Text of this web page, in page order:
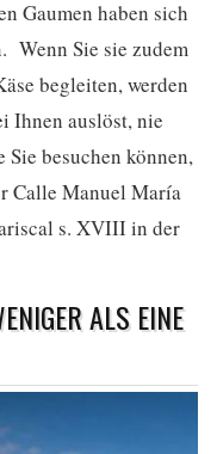
Gaumen haben sich
Wenn Sie sie zudem
begleiten, werden
Ihnen auslöst, nie
besuchen können,
Calle Manuel María
s. XVIII in der
ALS EINE